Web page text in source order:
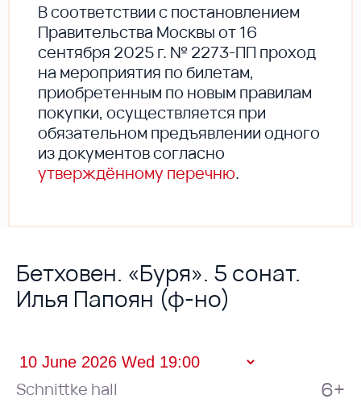
В соответствии с постановлением
Правительства Москвы от 16
сентября 2025 г. № 2273-ПП проход
на мероприятия по билетам,
приобретенным по новым правилам
покупки, осуществляется при
обязательном предъявлении одного
из документов согласно
утверждённому перечню.
Бетховен. «Буря». 5 сонат.
Илья Папоян (ф-но)
Schnittke hall 6+